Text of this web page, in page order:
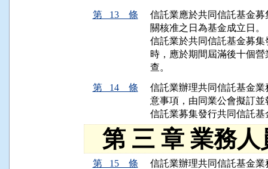
第 13 條
信託業應於共同信託基金
關核准之日為基金成立日。
信託業於共同信託基金募
時，應於期間屆滿後十個
查。
第 14 條
信託業辦理共同信託基金
意事項，由同業公會擬訂
信託業募集發行共同信託
第 三 章 業務人
第 15 條
信託業辦理共同信託基金